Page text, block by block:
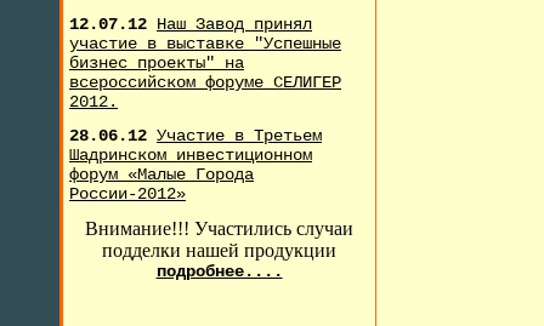
12.07.12 Наш Завод принял
участие в выставке "Успешные
бизнес проекты" на
всероссийском форуме СЕЛИГЕР
2012.
28.06.12 Участие в Третьем
Шадринском инвестиционном
форум «Малые Города
России-2012»
Внимание!!! Участились случаи
подделки нашей продукции
подробнее....